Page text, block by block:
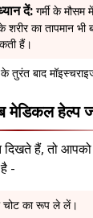
दें: गर्मी के
का तापमान भी
हैं।
तुरंत बाद
हेल्प
हैं, तो
-
चोट का रूप ले लें।